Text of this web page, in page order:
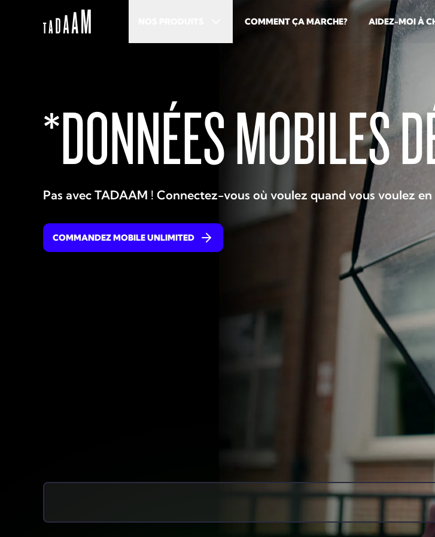
COMMENT ÇA MARCHE? AIDEZ-MOI À
*DONNÉES MOBILES
Pas avec TADAAM ! Connectez-vous où voulez quand vous voulez
COMMANDEZ MOBILE UNLIMITED